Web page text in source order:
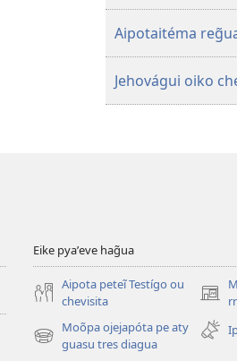
Aipotaitéma
Jehovágui oiko
Eike pyaʼeve hag̃ua
Aipota peteĩ Testígo ou
chevisita
(abre
una
nueva
Moõpa ojejapóta pe aty
guasu tres diagua
(abre